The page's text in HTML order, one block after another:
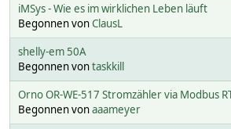
iMSys - Wie es im wirklichen Leben läuft
Begonnen vonClausL
shelly-em 50A
Begonnen vontaskkill
Orno OR-WE-517 Stromzähler via Modbus
Begonnen vonaaameyer